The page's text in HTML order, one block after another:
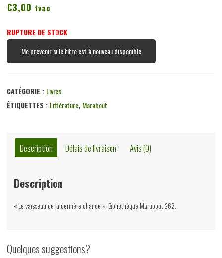
€3,00 tvac
RUPTURE DE STOCK
Me prévenir si le titre est à nouveau disponible
CATÉGORIE : Livres
ÉTIQUETTES : Littérature, Marabout
Description Délais de livraison Avis (0)
Description
« Le vaisseau de la dernière chance », Bibliothèque Marabout 262.
Quelques suggestions?